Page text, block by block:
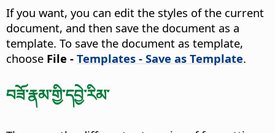
If you want, you can edit the styles of the current
document, and then save the document as a
template. To save the document as template,
choose File - Templates - Save as Template.
བཟོ་རྣམ་གྱི་དབྱེ་རིམ་